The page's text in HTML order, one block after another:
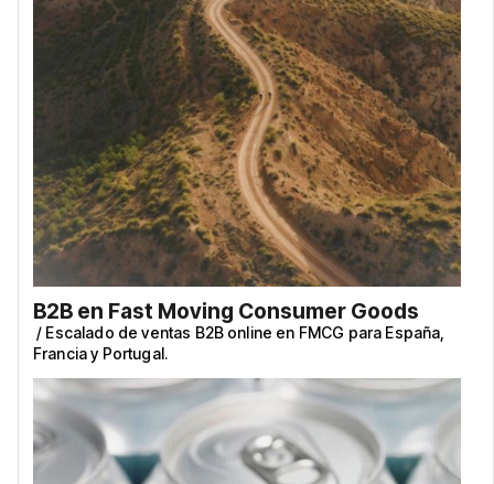
B2B en Fast Moving Consumer Goods
/ Escalado de ventas B2B online en FMCG para España,
Francia y Portugal.